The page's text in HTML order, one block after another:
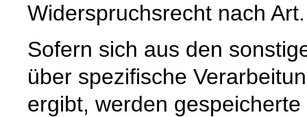
Widerspruchsrecht nach
Sofern sich aus den
über spezifische
ergibt, werden